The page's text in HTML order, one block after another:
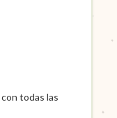
con todas las